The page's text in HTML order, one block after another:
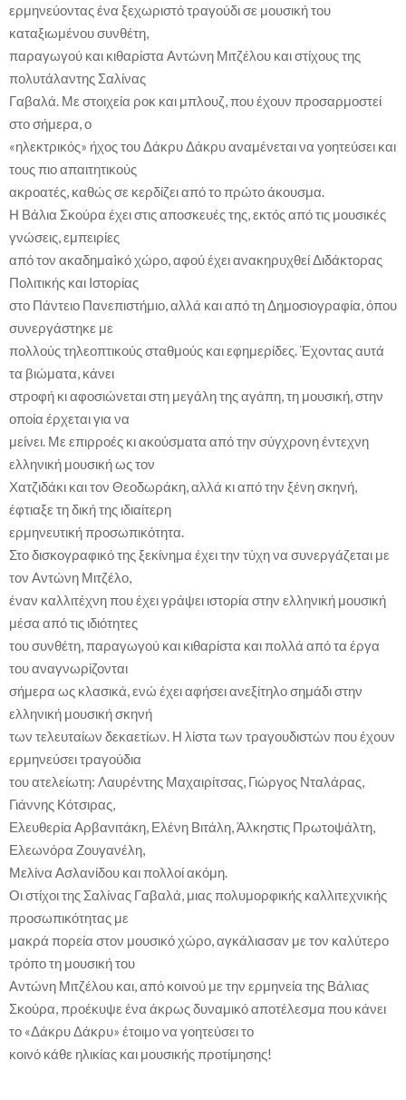
ερμηνεύοντας ένα ξεχωριστό τραγούδι σε μουσική του
καταξιωμένου συνθέτη,
παραγωγού και κιθαρίστα Αντώνη Μιτζέλου και στίχους της
πολυτάλαντης Σαλίνας
Γαβαλά. Με στοιχεία ροκ και μπλουζ, που έχουν προσαρμοστεί
στο σήμερα, ο
«ηλεκτρικός» ήχος του Δάκρυ Δάκρυ αναμένεται να γοητεύσει και
τους πιο απαιτητικούς
ακροατές, καθώς σε κερδίζει από το πρώτο άκουσμα.
Η Βάλια Σκούρα έχει στις αποσκευές της, εκτός από τις μουσικές
γνώσεις, εμπειρίες
από τον ακαδημαiκό χώρο, αφού έχει ανακηρυχθεί Διδάκτορας
Πολιτικής και Ιστορίας
στο Πάντειο Πανεπιστήμιο, αλλά και από τη Δημοσιογραφία, όπου
συνεργάστηκε με
πολλούς τηλεοπτικούς σταθμούς και εφημερίδες. Έχοντας αυτά
τα βιώματα, κάνει
στροφή κι αφοσιώνεται στη μεγάλη της αγάπη, τη μουσική, στην
οποία έρχεται για να
μείνει. Με επιρροές κι ακούσματα από την σύγχρονη έντεχνη
ελληνική μουσική ως τον
Χατζιδάκι και τον Θεοδωράκη, αλλά κι από την ξένη σκηνή,
έφτιαξε τη δική της ιδιαίτερη
ερμηνευτική προσωπικότητα.
Στο δισκογραφικό της ξεκίνημα έχει την τύχη να συνεργάζεται με
τον Αντώνη Μιτζέλο,
έναν καλλιτέχνη που έχει γράψει ιστορία στην ελληνική μουσική
μέσα από τις ιδιότητες
του συνθέτη, παραγωγού και κιθαρίστα και πολλά από τα έργα
του αναγνωρίζονται
σήμερα ως κλασικά, ενώ έχει αφήσει ανεξίτηλο σημάδι στην
ελληνική μουσική σκηνή
των τελευταίων δεκαετίων. Η λίστα των τραγουδιστών που έχουν
ερμηνεύσει τραγούδια
του ατελείωτη: Λαυρέντης Μαχαιρίτσας, Γιώργος Νταλάρας,
Γιάννης Κότσιρας,
Ελευθερία Αρβανιτάκη, Ελένη Βιτάλη, Άλκηστις Πρωτοψάλτη,
Ελεωνόρα Ζουγανέλη,
Μελίνα Ασλανίδου και πολλοί ακόμη.
Οι στίχοι της Σαλίνας Γαβαλά, μιας πολυμορφικής καλλιτεχνικής
προσωπικότητας με
μακρά πορεία στον μουσικό χώρο, αγκάλιασαν με τον καλύτερο
τρόπο τη μουσική του
Αντώνη Μιτζέλου και, από κοινού με την ερμηνεία της Βάλιας
Σκούρα, προέκυψε ένα άκρως δυναμικό αποτέλεσμα που κάνει
το «Δάκρυ Δάκρυ» έτοιμο να γοητεύσει το
κοινό κάθε ηλικίας και μουσικής προτίμησης!